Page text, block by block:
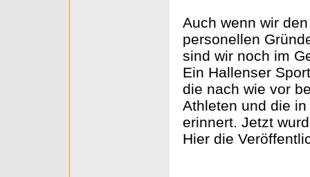
Auch wenn wir
personellen
sind wir noch im
Ein Hallenser
die nach wie vor
Athleten und die
erinnert. Jetzt
Hier die